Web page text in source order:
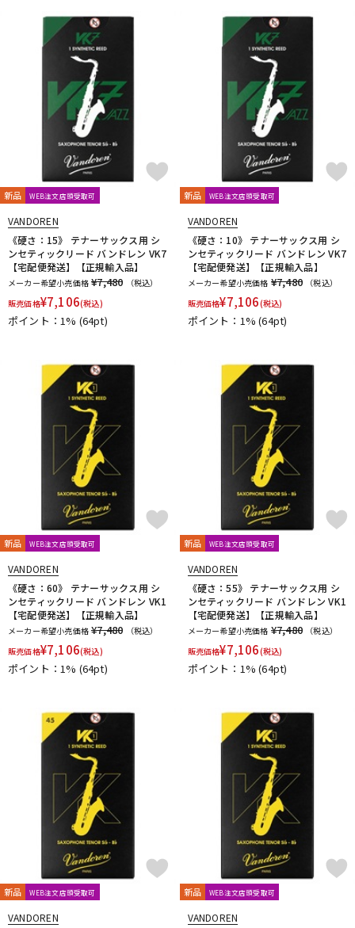
新品 WEB注文店頭受取可
VANDOREN
《硬さ：15》 テナーサックス用 シ
ンセティックリード バンドレン VK7
【宅配便発送】【正規輸入品】
メーカー希望小売価格 ¥7,480
（税込）
販売価格¥7,106(税込)
ポイント：1% (64pt)
新品 WEB注文店頭受取可
VANDOREN
《硬さ：10》 テナーサックス用 シ
ンセティックリード バンドレン VK7
【宅配便発送】【正規輸入品】
メーカー希望小売価格 ¥7,480
（税込）
販売価格¥7,106(税込)
ポイント：1%(64pt)
新品 WEB注文店頭受取可
VANDOREN
《硬さ：60》 テナーサックス用 シ
ンセティックリード バンドレン VK1
【宅配便発送】【正規輸入品】
メーカー希望小売価格 ¥7,480
（税込）
販売価格¥7,106(税込)
ポイント：1% (64pt)
新品 WEB注文店頭受取可
VANDOREN
《硬さ：55》 テナーサックス用 シ
ンセティックリード バンドレン VK1
【宅配便発送】【正規輸入品】
メーカー希望小売価格 ¥7,480
（税込）
販売価格¥7,106(税込)
ポイント：1%(64pt)
新品 WEB注文店頭受取可
VANDOREN
新品 WEB注文店頭受取可
VANDOREN